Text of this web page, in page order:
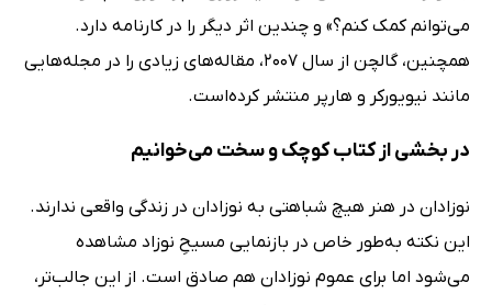
می‌توانم کمک کنم؟» و چندین اثر دیگر را در کارنامه دارد.
همچنین، گالچن از سال 2007، مقاله‌های زیادی را در مجله‌هایی
مانند نیویورکر و هارپر منتشر کرده‌است.
در بخشی از کتاب کوچک و سخت می‌خوانیم
نوزادان در هنر هیچ شباهتی به نوزادان در زندگی واقعی ندارند.
این نکته به‌طور خاص در بازنمایی مسیحِ نوزاد مشاهده
می‌شود اما برای عموم نوزادان هم صادق است. از این جالب‌تر،